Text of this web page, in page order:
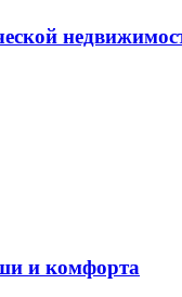
и комфорта